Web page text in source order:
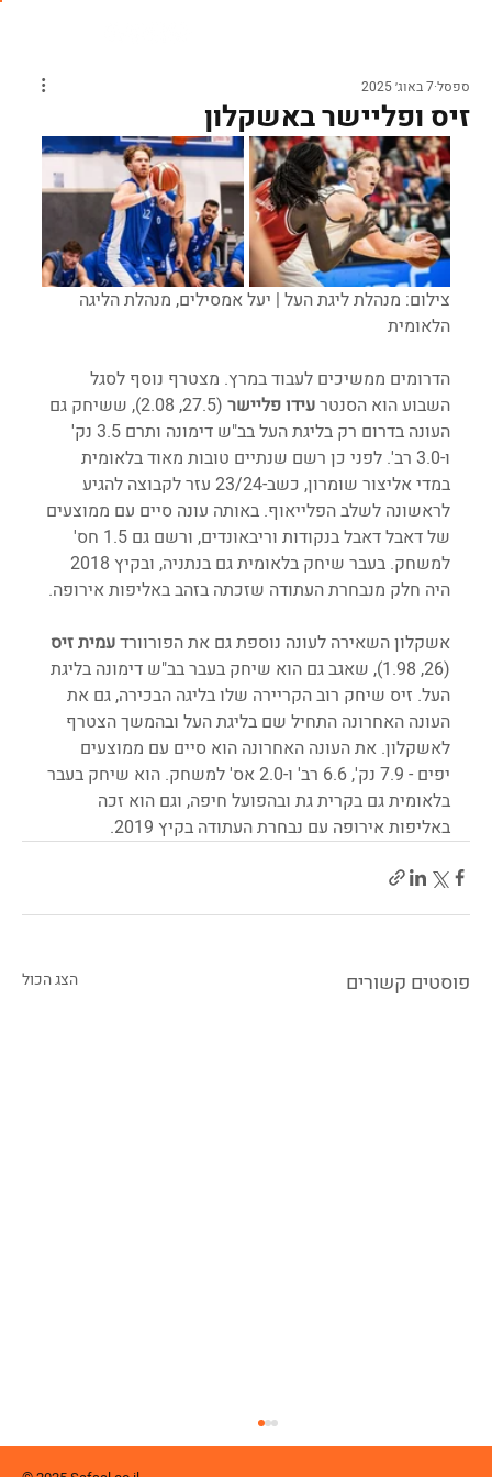
זיס ופליישר באשקלון
ספסל7 באוג׳ 2025
צילום: מנהלת ליגת העל | יעל אמסילים, מנהלת הליגה
הלאומית
הדרומים ממשיכים לעבוד במרץ. מצטרף נוסף לסגל
השבוע הוא הסנטר עידו פליישר
(27.5, 2.08), ששיחק גם
העונה בדרום רק בליגת העל בב"ש דימונה ותרם 3.5 נק'
ו-3.0 רב'. לפני כן רשם שנתיים טובות מאוד בלאומית
במדי אליצור שומרון, כשב-23/24 עזר לקבוצה להגיע
לראשונה לשלב הפלייאוף. באותה עונה סיים עם ממוצעים
של דאבל דאבל בנקודות וריבאונדים, ורשם גם 1.5 חס'
היה חלק מנבחרת העתודה שזכתה בזהב באליפות אירופה.
אשקלון השאירה לעונה נוספת גם את הפורוורד עמית זיס
(26, 1.98), שאגב גם הוא שיחק בעבר בב"ש דימונה בליגת
העל. זיס שיחק רוב הקריירה שלו בליגה הבכירה, גם את
העונה האחרונה התחיל שם בליגת העל ובהמשך הצטרף
לאשקלון. את העונה האחרונה הוא סיים עם ממוצעים
יפים - 7.9 נק', 6.6 רב' ו-2.0 אס' למשחק. הוא שיחק בעבר
בלאומית גם בקרית גת ובהפועל חיפה, וגם הוא זכה
באליפות אירופה עם נבחרת העתודה בקיץ 2019.
פוסטים קשורים הצג הכול